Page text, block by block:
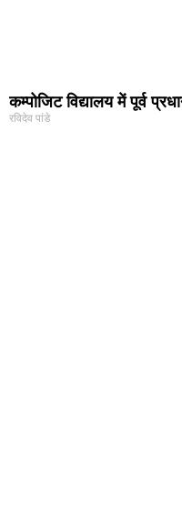
कम्पोजिट विद्यालय में पूर्व
रविदेव पांडे